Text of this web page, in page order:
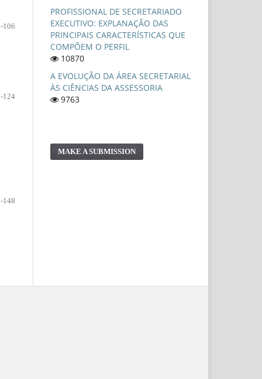
106
124
148
PROFISSIONAL DE SECRETARIADO
EXECUTIVO: EXPLANAÇÃO DAS
PRINCIPAIS CARACTERÍSTICAS QUE
COMPÕEM O PERFIL
10870
A EVOLUÇÃO DA ÁREA SECRETARIAL
ÀS CIÊNCIAS DA ASSESSORIA
9763
MAKE A SUBMISSION